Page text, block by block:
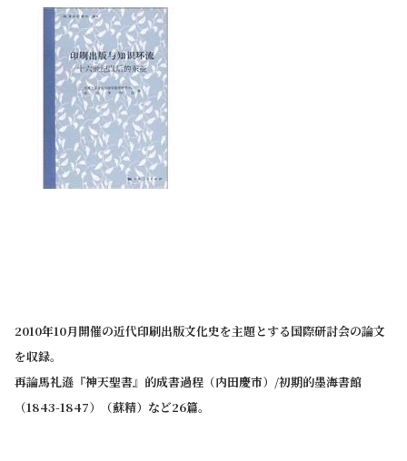
2010年10月開催の近代印刷出版文化史を主題とする国際研討会の論文
を収録。
再論馬礼遜『神天聖書』的成書過程（内田慶市）/初期的墨海書館
（1843-1847）（蘇精）など26篇。